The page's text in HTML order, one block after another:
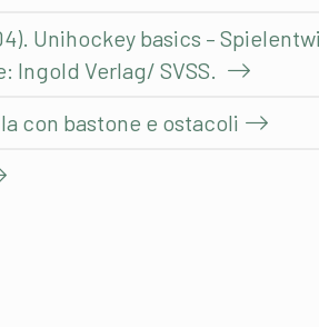
Unihockey basics –
Ingold Verlag/ SVSS.
con bastone e ostacoli